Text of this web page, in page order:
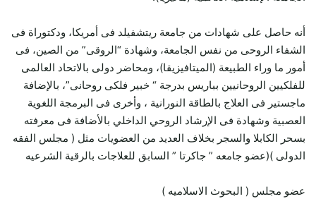
أنه حاصل على شهادات من جامعة ريتشفيلد فى أمريكا، ودكتوراة فى
الشفاء الروحى من نفس الجامعة، وشهادة “الروقى” من الصين، فى
أمور ما وراء الطبيعة (الميتافيزيقا)، ومحاضر دولى بالاتحاد العالمى
للفلكيين الروحانيين بباريس بدرجة “ خبير فلكى روحانى”، بالإضافة
ماجستير فى العلاج بالطاقة النورانية ، وأخرى فى البرمجة اللغوية
العصبية وشهادة فى الإرشاد الروحي الداخلي بالأضافة فى معرفته
بسحر الكابلا والسجر بخلاف العديد من العضويات مثل ( مجلس الفقه
الدولى )(عضو جامعه ” جاكرتا ” السابق للعلاجات بالرقية الشرعيه
عضو مجلس ( البحوث الاسلاميه )